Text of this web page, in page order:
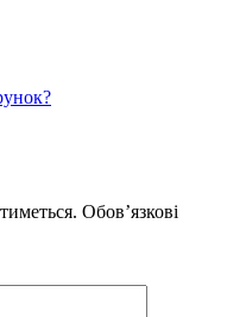
Обов’язкові